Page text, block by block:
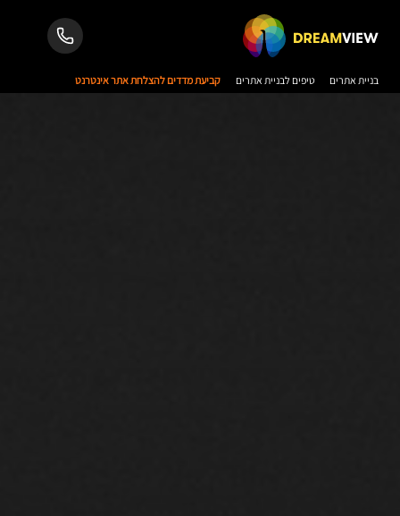
בניית אתרים טיפים לבניית אתרים קביעת מדדים להצלחת אתר אינטרנט